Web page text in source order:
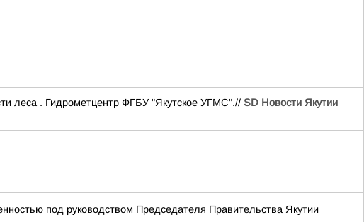
леса . Гидрометцентр ФГБУ "Якутское УГМС".// SD Новости Якутии
под руководством Председателя Правительства Якутии